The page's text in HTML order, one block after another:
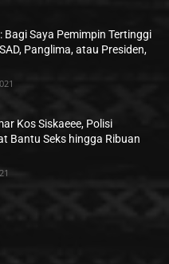
Bagi Saya Pemimpin Tertinggi
Panglima, atau Presiden,
Kos Siskaeee, Polisi
Bantu Seks hingga Ribuan